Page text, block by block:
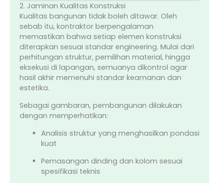
2. Jaminan Kualitas Konstruksi
Kualitas bangunan tidak boleh ditawar. Oleh
sebab itu, kontraktor berpengalaman
memastikan bahwa setiap elemen konstruksi
diterapkan sesuai standar engineering. Mulai dari
perhitungan struktur, pemilihan material, hingga
eksekusi di lapangan, semuanya dikontrol agar
hasil akhir memenuhi standar keamanan dan
estetika.
Sebagai gambaran, pembangunan dilakukan
dengan memperhatikan:
Analisis struktur yang menghasilkan pondasi
kuat
Pemasangan dinding dan kolom sesuai
spesifikasi teknis